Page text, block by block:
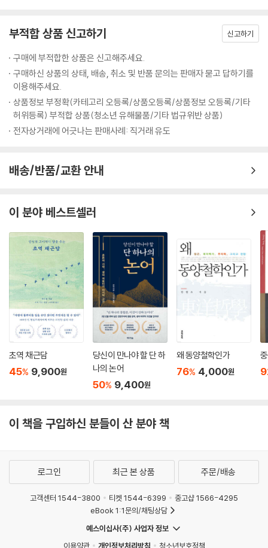
그리고 우리 고유의 속담인 줄만 알았던 '옛말에 이르기를 암탉은 새벽에
[서경]에 나오는 구절이었다. 3,100년 전 중국 상나라의 주왕이 여자에 빠
져 정사를 돌보지 않은 점을 옆에서 꼬집은 은나라 주왕의 말이었다. 물론
나라를 제대로 다스리라는 목적으로 꼬집은 말이겠으나, 그 안에는 대놓고
드러내는 남녀 성차별의 작태를 어찌할 수 없다며, 이 역시 저자의 회초리
를 피해가지 못한다.
맹랑한 몇 군데의 문장은 그렇다 치더라도, 후대의 유교 신봉자들이 유교
논리를 보급하기 위해 작위적으로 각색한 흔적이 발견되는 등 은근히 고단
사서삼경, 현재진행형으로 받아들이기
그러나 한편으로 저자는 사서삼경 각 편저에 실린 구절들에 절대적인 지지
를 보이기도 하고, 이를 21세기 시대에까지 끌고 와 현 상황에 맞게 그 뜻의
아귀를 맞추기도 한다. 가령 저자가 그 어느 경전보다 열렬한 애정을 보이
는(각 경전을 대하는 저자 마음에 은근한 차별이 엿보이는데, 이를 느껴가
며 읽는 것도 큰 재미이다) [맹자]편을 보자.
깊어 보이지만 뭔가 두루뭉술한 어휘로 이야기하는 공자에 비해, 맹자는
날카롭게 후벼파는 강력하고도 직설적인 화법으로 세상을 꼬집는 사람이
라고 저자는 이야기한다.
패도정치를 하는 자는 반드시 큰 나라를 지니고 있어야 한다. 하지만 덕행
으로 어진 정치를 베푸는 자는 왕도정치를 하기 때문에 그 나라가 반드시
리에 불과했다. 힘으로 백성을 복종케 할 경우, 백성들은 마음으로 복종하
覇必有大國. 以德行仁者王, 王不待大. 湯以七十里, 文王以百里.
以力服人者, 非心服也, 力不贍也.
패필유대국. 이덕행인자왕, 왕불대대. 탕이칠십리, 문왕이백리. 이력복인
자, 비심복야, 역불섬야.
부적합 상품 신고하기 신고하기
구매에 부적합한 상품은 신고해주세요.
구매하신 상품의 상태, 배송, 취소 및 반품 문의는 판매자 묻고 답하기를
이용해주세요.
상품정보 부정확(카테고리 오등록/상품오등록/상품정보 오등록/기타
허위등록) 부적합 상품(청소년 유해물품/기타 법규위반 상품)
전자상거래에 어긋나는 판매사례: 직거래 유도
배송/반품/교환 안내
이 분야 베스트셀러
초역 채근담
45% 9,900원
당신이 만나야 할 단 하
나의 논어
50% 9,400원
왜 동양철학인가
76% 4,000원
이 책을 구입하신 분들이 산 분야 책
로그인 최근 본 상품 주문/배송
고객센터 1544-3800 티켓 1544-6399
중고샵 1566-4295
eBook 1:1문의/채팅상담
예스이십사(주) 사업자 정보
이용약관
개인정보처리방침 청소년보호정책